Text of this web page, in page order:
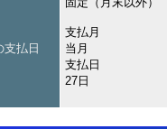
支払日
支払月
当月
支払日
27日